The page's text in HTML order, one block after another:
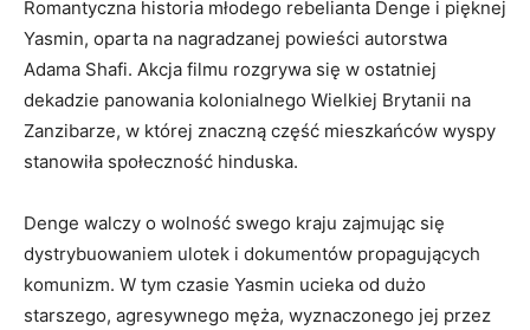
Romantyczna historia młodego rebelianta Denge i pięknej
Yasmin, oparta na nagradzanej powieści autorstwa
Adama Shafi. Akcja filmu rozgrywa się w ostatniej
dekadzie panowania kolonialnego Wielkiej Brytanii na
Zanzibarze, w której znaczną część mieszkańców wyspy
stanowiła społeczność hinduska.
Denge walczy o wolność swego kraju zajmując się
dystrybuowaniem ulotek i dokumentów propagujących
komunizm. W tym czasie Yasmin ucieka od dużo
starszego, agresywnego męża, wyznaczonego jej przez